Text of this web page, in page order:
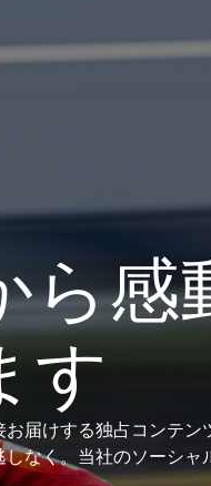
ら感
す
届けする独占コンテン
なく。当社のソーシャ